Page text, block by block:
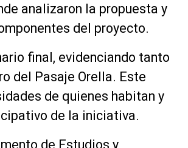
analizaron la propuesta y
del proyecto.
final, evidenciando tanto
del Pasaje Orella. Este
de quienes habitan y
de la iniciativa.
de Estudios y